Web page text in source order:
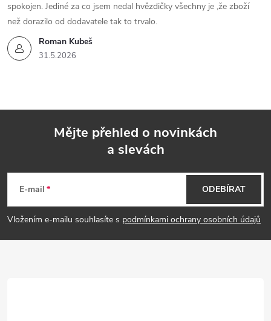
Roman Kubeš
31.5.2026
spokojen. Jediné za co jsem nedal hvězdičky všechny je ,že zboží
než dorazilo od dodavatele tak to trvalo.
p
Mějte přehled o novinkách
a slevách
E-mail
Vložením e-mailu souhlasíte s podmínkami ochrany osobních údajů
ODEBÍRAT